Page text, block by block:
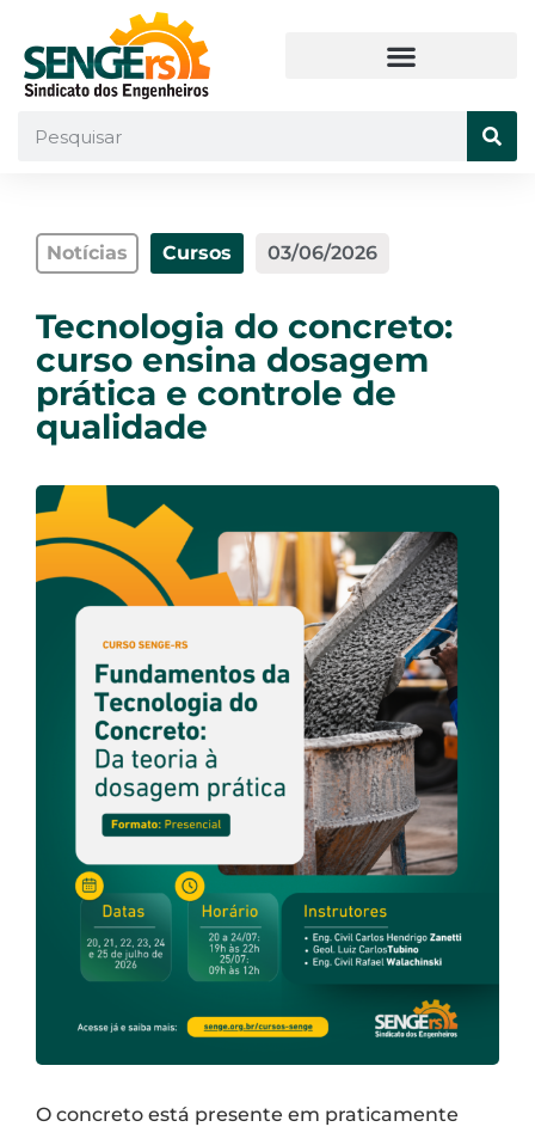
Notícias Cursos 03/06/2026
Tecnologia do concreto:
curso ensina dosagem
prática e controle de
qualidade
O concreto está presente em praticamente